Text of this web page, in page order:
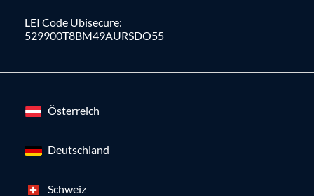
LEI Code Ubisecure:
529900T8BM49AURSDO55
Österreich
Deutschland
Schweiz